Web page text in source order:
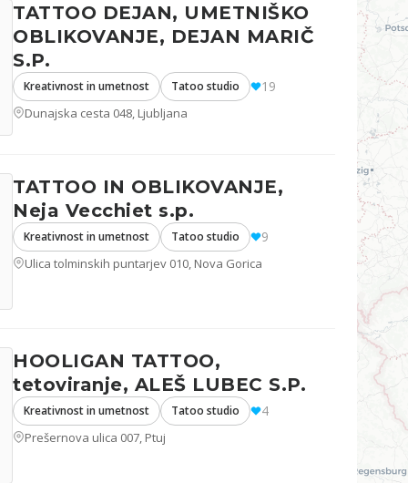
TATTOO DEJAN, UMETNIŠKO
OBLIKOVANJE, DEJAN MARIČ
S.P.
Kreativnost in umetnost Tatoo studio 19
Dunajska cesta 048, Ljubljana
TATTOO IN OBLIKOVANJE,
Neja Vecchiet s.p.
Kreativnost in umetnost Tatoo studio 9
Ulica tolminskih puntarjev 010, Nova Gorica
HOOLIGAN TATTOO,
tetoviranje, ALEŠ LUBEC S.P.
Kreativnost in umetnost Tatoo studio 4
Prešernova ulica 007, Ptuj